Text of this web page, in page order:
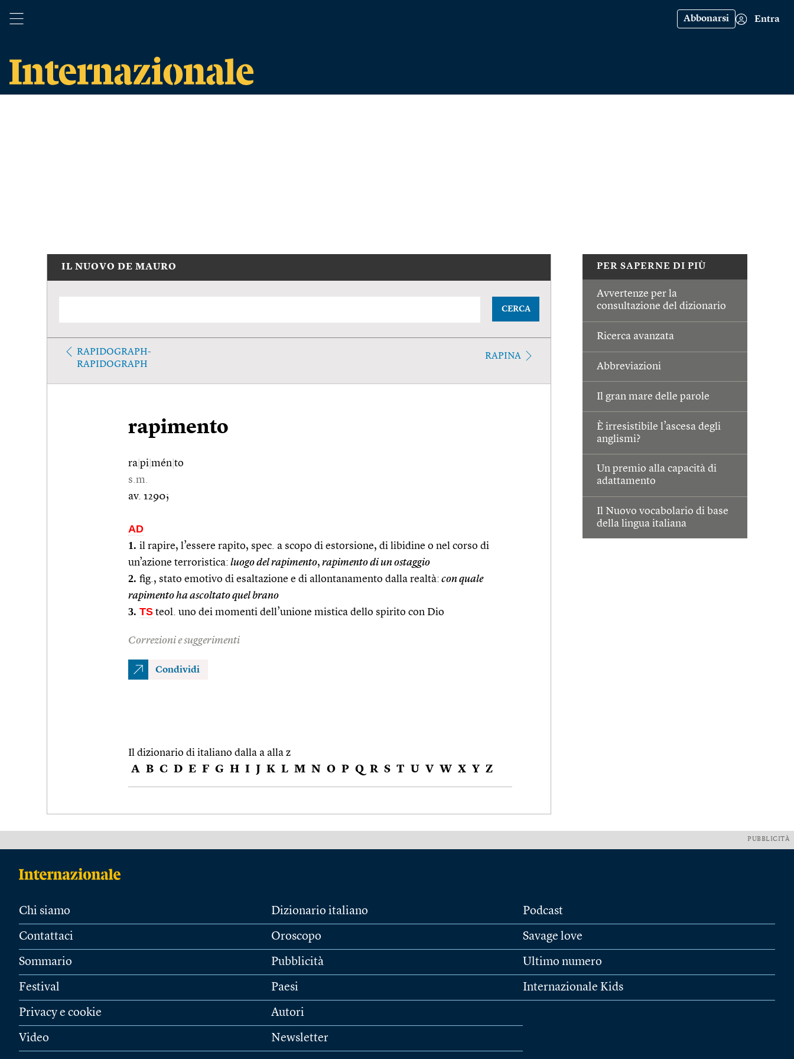
Abbonarsi Entra
PER SAPERNE DI PIÙ
Avvertenze per la
consultazione del dizionario
Ricerca avanzata
Abbreviazioni
Il gran mare delle parole
È irresistibile l’ascesa degli
anglismi?
Un premio alla capacità di
adattamento
Il Nuovo vocabolario di base
della lingua italiana
IL NUOVO DE MAURO
CERCA
RAPIDOGRAPH-
RAPIDOGRAPH
RAPINA
rapimento
ra pi mén to
s.m.
av. 1290;
AD
1. il rapire, l’essere rapito, spec. a scopo di estorsione, di libidine o nel corso di
un’azione terroristica: luogo del rapimento, rapimento di un ostaggio
2. fig., stato emotivo di esaltazione e di allontanamento dalla realtà: con quale
rapimento ha ascoltato quel brano
3. TS teol. uno dei momenti dell’unione mistica dello spirito con Dio
Correzioni e suggerimenti
Condividi
Il dizionario di italiano dalla a alla z
A B C D E F G H I J K L M N O P Q R S T U V W X Y Z
PUBBLICITÀ
Chi siamo
Contattaci
Sommario
Festival
Privacy e cookie
Video
Dizionario italiano
Oroscopo
Pubblicità
Paesi
Autori
Newsletter
Podcast
Savage love
Ultimo numero
Internazionale Kids